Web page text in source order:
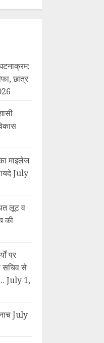
छात्र
माइलेज
July
लूट व
की
पर
सचिव से
July 1,
July